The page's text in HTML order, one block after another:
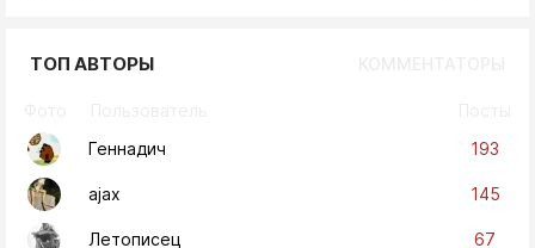
ТОП АВТОРЫ
Геннадич
193
ajax 145
Летописец 67